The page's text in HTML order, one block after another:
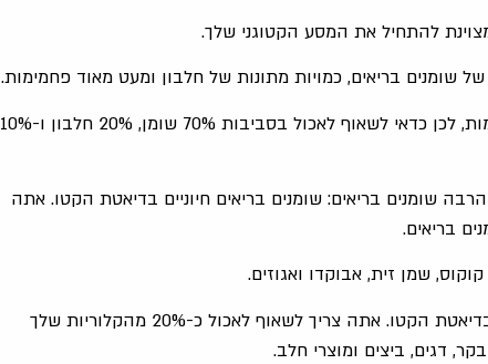
להתחיל את המסע הקטוגני שלך.
שומנים בריאים, כמויות מתונות של חלבון ומעט מאוד פחמימות.
דיאטת קטו היא דיאטה עתירת שומן ודלת פחמימות, לכן כדאי לשאוף לאכול בסביבות 70% שומן, 20% חלבון ו-10%
שומנים בריאים: שומנים בריאים חיוניים בדיאטת הקטו. אתה
שמן זית, אבוקדו ואגוזים.
כלול כמויות מתונות של חלבון: חלבון חשוב גם בדיאטת הקטו. אתה צריך לשאוף לאכול כ-20% מהקלוריות שלך
דגים, ביצים ומוצרי חלב.